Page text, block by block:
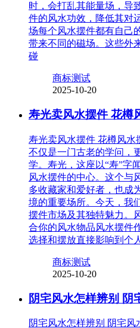
时，会打乱其能量场，导
件的风水功效，降低其对
场每个风水摆件都有自己
带来不同的磁场。这些外
碰
商标测试
2025-10-20
寿光卖风水摆件 花樽
寿光卖风水摆件 花樽风水
不仅是一门古老的学问，
学。寿光，这座以“寿”字
风水摆件的中心。这个与
多收藏家和爱好者，也成
境的重要场所。今天，我
摆件市场及其独特魅力。
合你的风水物品风水摆件
选择和摆放直接影响到个
商标测试
2025-10-20
阴宅风水怎样辨别 阴
阴宅风水怎样辨别 阴宅